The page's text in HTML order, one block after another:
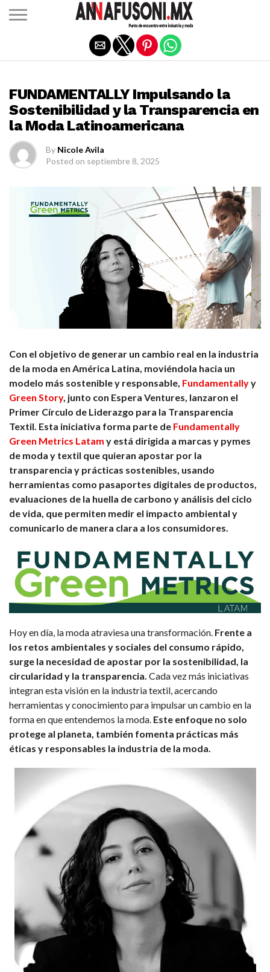
FUNDAMENTALLY Impulsando la
Sostenibilidad y la Transparencia en
la Moda Latinoamericana
By Nicole Avila
Posted on septiembre 8, 2025
Con el objetivo de generar un cambio real en la industria
de la moda en América Latina, moviéndola hacia un
modelo más sostenible y responsable, Fundamentallyy
Green Story, junto con Espera Ventures, lanzaron el
Primer Círculo de Liderazgo para la Transparencia
Textil. Esta iniciativa forma parte de Fundamentally
Green Metrics Latam y está dirigida a marcas y pymes
de moda y textil que quieran apostar por la
transparencia y prácticas sostenibles, usando
herramientas como pasaportes digitales de productos,
evaluaciones de la huella de carbono y análisis del ciclo
de vida, que permiten medir el impacto ambiental y
comunicarlo de manera clara a los consumidores.
Hoy en día, la moda atraviesa una transformación. Frente a
los retos ambientales y sociales del consumo rápido,
surge la necesidad de apostar por la sostenibilidad, la
circularidad y la transparencia. Cada vez más iniciativas
integran esta visión en la industria textil, acercando
herramientas y conocimiento para impulsar un cambio en la
forma en que entendemos la moda. Este enfoque no solo
protege al planeta, también fomenta prácticas más
éticas y responsables la industria de la moda.
Salir de la versión móvil